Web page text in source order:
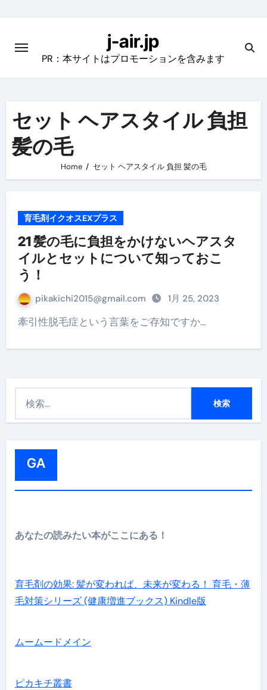
content
j-air.jp
PR：本サイトはプロモーションを含みます
セット ヘアスタイル 負担
髪の毛
Home セット ヘアスタイル 負担 髪の毛
育毛剤イクオスEXプラス
21 髪の毛に負担をかけないヘアスタ
イルとセットについて知っておこ
う！
pikakichi2015@gmail.com 1月 25, 2023
牽引性脱毛症という言葉をご存知ですか…
GA
あなたの読みたい本がここにある！
育毛剤の効果: 髪が変われば、未来が変わる！ 育毛・薄
毛対策シリーズ (健康増進ブックス) Kindle版
ムームードメイン
ピカキチ叢書